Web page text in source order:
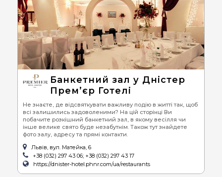
Банкетний зал у Дністер
Прем’єр Готелі
Не знаєте, де відсвяткувати важливу подію в житті так, щоб
всі залишились задоволеними? На цій сторінці Ви
побачите розкішний банкетний зал, в якому весілля чи
інше велике свято буде незабутнім. Також тут знайдете
фото залу, адресу та прямі контакти.
Львів, вул. Матейка, 6
+38 (032) 297 43 06; +38 (032) 297 43 17
https://dnister-hotel.phnr.com/ua/restaurants